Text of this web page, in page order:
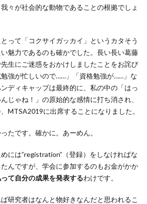
々が社会的な動物であることの根拠でしょ
って「コクサイガッカイ」というカタそう
魅力であるのも確かでした。長い長い葛藤
生にご迷惑をおかけしましたことをお詫び
強が忙しいので……」「資格勉強が……」な
ディキャップは最終的に、私の中の「はっ
じゃね！」の原始的な感情に打ち消され、
MTSA2019に出席することになりました。
たです。確かに。あーめん。
には”registration”（登録）をしなければな
んですが、学会に参加するのもお金がかか
て自分の成果を発表するわけです。
ば研究者はなんと物好きなんだと思われるこ